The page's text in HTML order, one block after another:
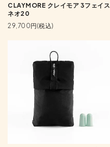
CLAYMORE クレイモア 3フェイス
ネオ20
29,700円(税込)